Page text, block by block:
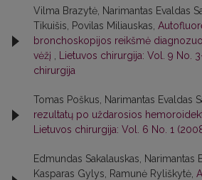
Vilma Brazytė, Narimantas Evaldas
Tikuišis, Povilas Miliauskas,
bronchoskopijos reikšmė
vėžį
Lietuvos chirurgija: Vol. 9 No.
chirurgija
Tomas Poškus, Narimantas Evaldas
rezultatų po uždarosios
Lietuvos chirurgija: Vol. 6 No. 1
Edmundas Sakalauskas, Narimantas
Kasparas Gylys, Ramunė Ryliškytė,